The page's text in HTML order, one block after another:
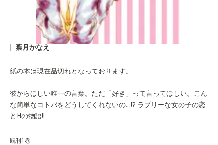
葉月かなえ
紙の本は現在品切れとなっております。
彼からほしい唯一の言葉。ただ「好き」って言ってほしい。こん
な簡単なコトバをどうしてくれないの…!? ラブリーな女の子の恋
とHの物語!!
既刊1巻